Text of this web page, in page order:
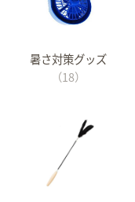
暑さ対策グッズ
（18）